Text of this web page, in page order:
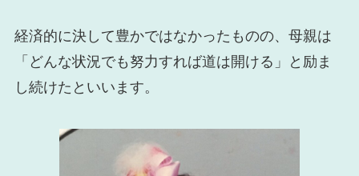
経済的に決して豊かではなかったものの、母親は
「どんな状況でも努力すれば道は開ける」と励ま
し続けたといいます。